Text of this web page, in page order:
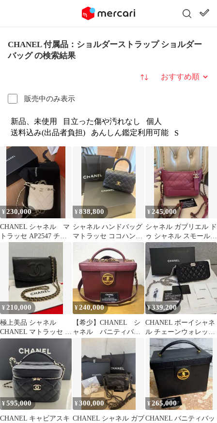
CHANEL 付属品：ショルダーストラップ ショルダー
バッグ の検索結果
販売中のみ表示
並び替え
新品、未使用 目立った傷や汚れなし
個人
送料込み(出品者負担)
あんしん鑑定利用可能 S
¥230,000
CHANEL シャネル マ
トラッセ AP2547 チエ
¥838,800
シャネル ハンドバッグ
マトラッセ ココハンド
¥ 245,000
シャネル ガブリエル ド
ゥ シャネル スモール
ショルダーバッグ
A91810
¥ 210,000
極上美品 シャネル
CHANEL マトラッセ チ
ェーンウォレット 273
¥240,000
【希少】CHANEL シ
ャネル バニティバッ
グ 2way ショルダース
¥339,200
CHANEL ボーイシャネ
ル チェーンウォレット
ブラック キャビアス
キン 黒
¥595,000
CHANEL キャビアスキ
¥300,000
CHANEL シャネル ガブ
¥265,000
CHANEL バニティバッ